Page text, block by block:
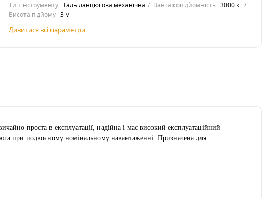
Тип інструменту Таль ланцюгова механічна Вантажопідйомність 3000 кг
Висота підйому 3 м
Дивитися всі параметри
проста в експлуатації, надійна і має високий експлуатаційний
при подвоєному номінальному навантаженні. Призначена для